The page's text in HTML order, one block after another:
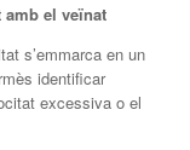
el veïnat
s’emmarca en un
identificar
excessiva o el